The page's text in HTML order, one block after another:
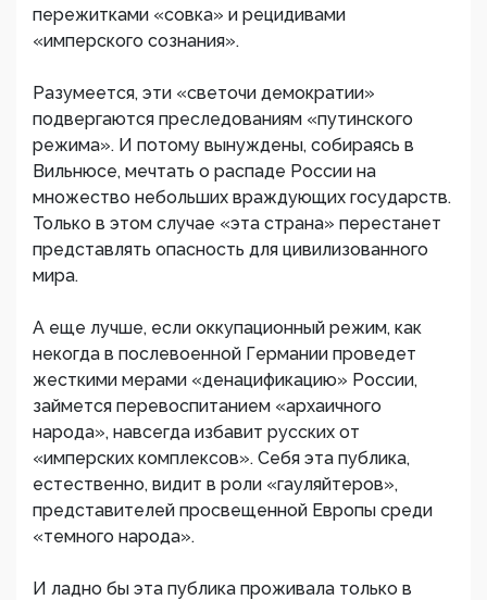
пережитками «совка» и рецидивами
«имперского сознания».
Разумеется, эти «светочи демократии»
подвергаются преследованиям «путинского
режима». И потому вынуждены, собираясь в
Вильнюсе, мечтать о распаде России на
множество небольших враждующих государств.
Только в этом случае «эта страна» перестанет
представлять опасность для цивилизованного
мира.
А еще лучше, если оккупационный режим, как
некогда в послевоенной Германии проведет
жесткими мерами «денацификацию» России,
займется перевоспитанием «архаичного
народа», навсегда избавит русских от
«имперских комплексов». Себя эта публика,
естественно, видит в роли «гауляйтеров»,
представителей просвещенной Европы среди
«темного народа».
И ладно бы эта публика проживала только в